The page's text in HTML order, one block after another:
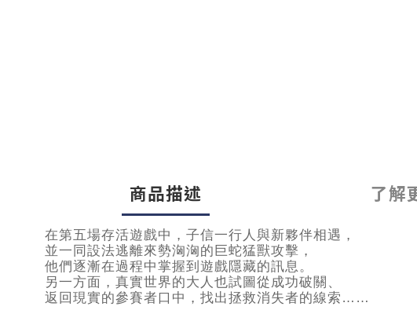
商品描述 了解
在第五場存活遊戲中，子信一行人與新夥伴相遇，
並一同設法逃離來勢洶洶的巨蛇猛獸攻擊，
他們逐漸在過程中掌握到遊戲隱藏的訊息。
另一方面，真實世界的大人也試圖從成功破關、
返回現實的參賽者口中，找出拯救消失者的線索……